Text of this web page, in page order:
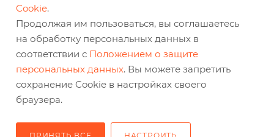
308009, Россия, г. Белгород,
Cookie.
Продолжая им пользоваться, вы соглашаетесь
на обработку персональных данных в
соответствии с Положением о защите
персональных данных. Вы можете запретить
сохранение Cookie в настройках своего
браузера.